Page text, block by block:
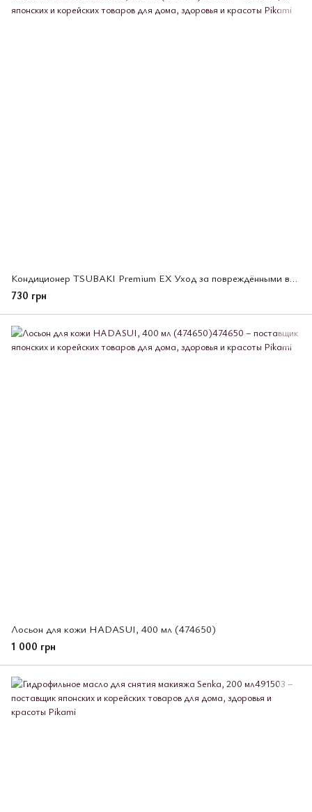
Кондиционер TSUBAKI Premium EX Уход за повреждёнными волосами и восстановление, 300 мл (485984)
730 грн
Лосьон для кожи HADASUI, 400 мл (474650)
1 000 грн